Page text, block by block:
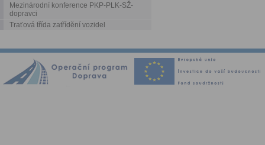
Mezinárodní konference PKP-PLK-SŽ-
dopravci
Traťová třída zatřídění vozidel